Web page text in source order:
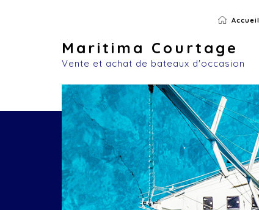
Accueil
Maritima Courtage
Vente et achat de bateaux d'occasion